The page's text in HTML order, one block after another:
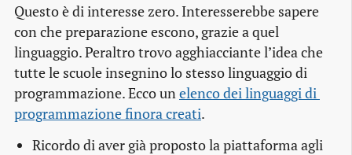
Questo è di interesse zero. Interesserebbe sapere
con che preparazione escono, grazie a quel
linguaggio. Peraltro trovo agghiacciante l’idea che
tutte le scuole insegnino lo stesso linguaggio di
programmazione. Ecco un elenco dei linguaggi di
programmazione finora creati.
Ricordo di aver già proposto la piattaforma agli